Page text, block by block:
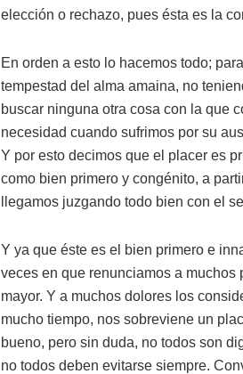
elección o rechazo, pues ésta es la
En orden a esto lo hacemos todo;
tempestad del alma amaina, no
buscar ninguna otra cosa con la que
necesidad cuando sufrimos por su
Y por esto decimos que el placer es
como bien primero y congénito, a
llegamos juzgando todo bien con el
Y ya que éste es el bien primero e
veces en que renunciamos a
mayor. Y a muchos dolores los
mucho tiempo, nos sobreviene un
bueno, pero sin duda, no todos son
no todos deben evitarse siempre.